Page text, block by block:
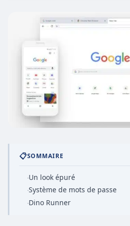
📋SOMMAIRE
·Un look épuré
·Système de mots de passe
·Dino Runner